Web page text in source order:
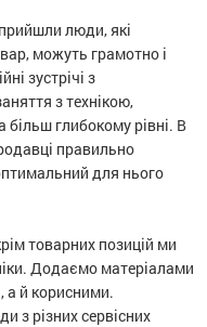
люди, які
можуть грамотно і
зустрічі з
з технікою,
глибокому рівні. В
правильно
для нього
товарних позицій ми
Додаємо матеріалами
а й корисними.
з різних сервісних